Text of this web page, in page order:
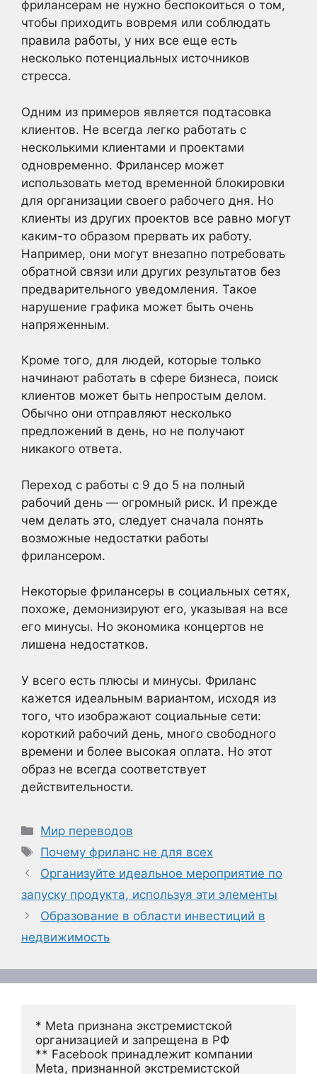
фрилансерам не нужно беспокоиться о том,
чтобы приходить вовремя или соблюдать
правила работы, у них все еще есть
несколько потенциальных источников
стресса.
Одним из примеров является подтасовка
клиентов. Не всегда легко работать с
несколькими клиентами и проектами
одновременно. Фрилансер может
использовать метод временной блокировки
для организации своего рабочего дня. Но
клиенты из других проектов все равно могут
каким-то образом прервать их работу.
Например, они могут внезапно потребовать
обратной связи или других результатов без
предварительного уведомления. Такое
нарушение графика может быть очень
напряженным.
Кроме того, для людей, которые только
начинают работать в сфере бизнеса, поиск
клиентов может быть непростым делом.
Обычно они отправляют несколько
предложений в день, но не получают
никакого ответа.
Переход с работы с 9 до 5 на полный
рабочий день — огромный риск. И прежде
чем делать это, следует сначала понять
возможные недостатки работы
фрилансером.
Некоторые фрилансеры в социальных сетях,
похоже, демонизируют его, указывая на все
его минусы. Но экономика концертов не
лишена недостатков.
У всего есть плюсы и минусы. Фриланс
кажется идеальным вариантом, исходя из
того, что изображают социальные сети:
короткий рабочий день, много свободного
времени и более высокая оплата. Но этот
образ не всегда соответствует
действительности.
Рубрики
Мир переводов
Метки
Почему фриланс не для всех
Организуйте идеальное мероприятие по
запуску продукта, используя эти элементы
Образование в области инвестиций в
недвижимость
* Meta признана экстремистской
организацией и запрещена в РФ
** Facebook принадлежит компании
Meta, признанной экстремистской